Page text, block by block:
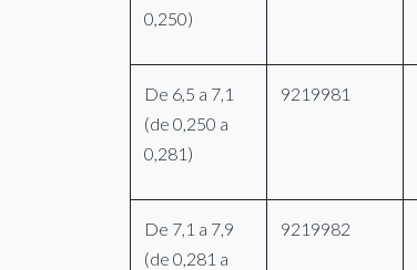
0,250)
De 6,5 a 7,1
(de 0,250 a
0,281)
9219981
De 7,1 a 7,9
(de 0,281 a
9219982